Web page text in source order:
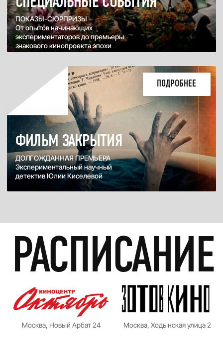
КЦ «ОКТЯБРЬ» ЗАЛ №179 МИН
Последние смотрители маяков в
исповедальном дебюте Кристины Родригес
Пас
ОСНОВНОЙ КОНКУРСQ&A
Купить билет
Подробнее
БЕРОНА
После семнадцати лет молчания мать
режиссёра готова заговорить
ОСНОВНОЙ КОНКУРС
Купить билет